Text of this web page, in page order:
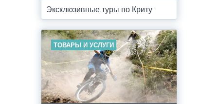
Эксклюзивные туры по Криту
ТОВАРЫ И УСЛУГИ